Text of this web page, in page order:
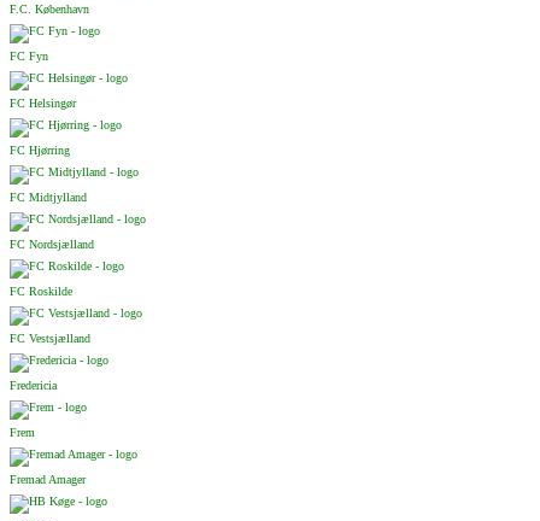
F.C. København
FC Fyn
FC Helsingør
FC Hjørring
FC Midtjylland
FC Nordsjælland
FC Roskilde
FC Vestsjælland
Fredericia
Frem
Fremad Amager